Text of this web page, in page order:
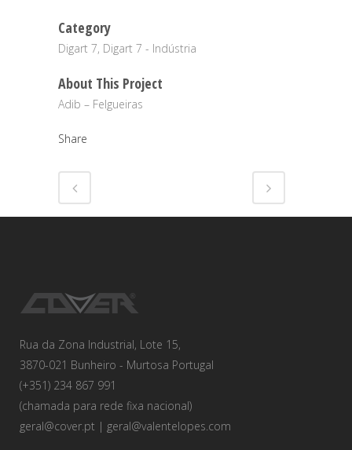
Category
Digart 7, Digart 7 - Indústria
About This Project
Adib – Felgueiras
Share
Rua da Zona Industrial, Lote 15,
3870-021 Bunheiro - Murtosa Portugal
(+351) 234 867 991
(chamada para rede fixa nacional)
geral@cover.pt | geral@valentelopes.com